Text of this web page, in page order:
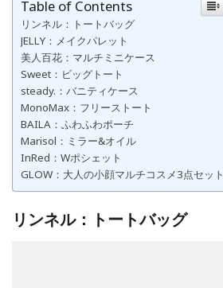
Table of Contents
リンネル：トートバッグ
JELLY：メイクパレット
美人百花：マルチミニケース
Sweet：ビッグトート
steady.：バニティケース
MonoMax：フリーストート
BAILA：ふわふわポーチ
Marisol：ミラー&オイル
InRed：Wポシェット
GLOW：大人の小顔マルチコスメ3点セット
リンネル：トートバッグ